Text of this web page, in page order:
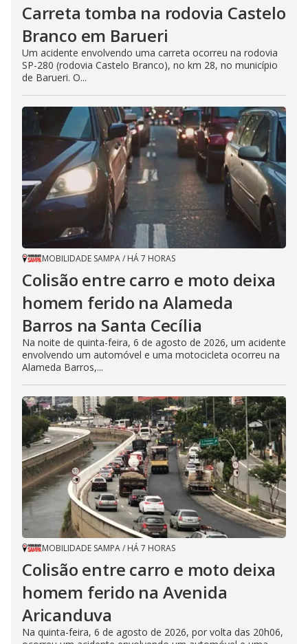
Carreta tomba na rodovia Castelo
Branco em Barueri
Um acidente envolvendo uma carreta ocorreu na rodovia
SP-280 (rodovia Castelo Branco), no km 28, no município
de Barueri. O...
MOBILIDADE SAMPA/ HÁ 7 HORAS
Colisão entre carro e moto deixa
homem ferido na Alameda
Barros na Santa Cecília
Na noite de quinta-feira, 6 de agosto de 2026, um acidente
envolvendo um automóvel e uma motocicleta ocorreu na
Alameda Barros,...
MOBILIDADE SAMPA/ HÁ 7 HORAS
Colisão entre carro e moto deixa
homem ferido na Avenida
Aricanduva
Na quinta-feira, 6 de agosto de 2026, por volta das 20h06,